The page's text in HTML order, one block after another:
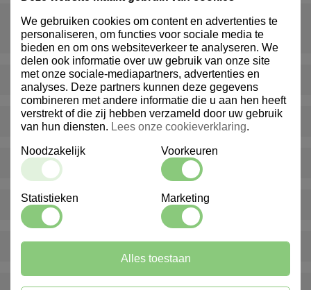
Wat gebeurt er als er iets ontbreekt of beschadigd is bij
levering?
Levert Marindex ook buiten Nederland?
Bieden jullie ook advies op maat aan?
Hoe kan ik klant worden bij Marindex?
Bieden jullie ook gepersonaliseerde producten aan?
Hoe snel worden bestellingen geleverd?
We gebruiken cookies om content en advertenties te
personaliseren, om functies voor sociale media te
bieden en om ons websiteverkeer te analyseren. We
delen ook informatie over uw gebruik van onze site
met onze sociale-mediapartners, advertenties en
analyses. Deze partners kunnen deze gegevens
combineren met andere informatie die u aan hen heeft
verstrekt of die zij hebben verzameld door uw gebruik
van hun diensten. Lees onze cookieverklaring.
Noodzakelijk Voorkeuren
Statistieken Marketing
Alles toestaan